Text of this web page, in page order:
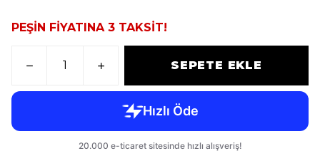
PEŞİN FİYATINA 3 TAKSİT!
SEPETE EKLE